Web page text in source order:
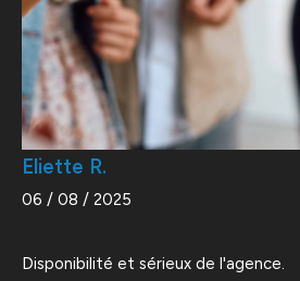
Eliette R.
06 / 08 / 2025
Disponibilité et sérieux de l'agence.